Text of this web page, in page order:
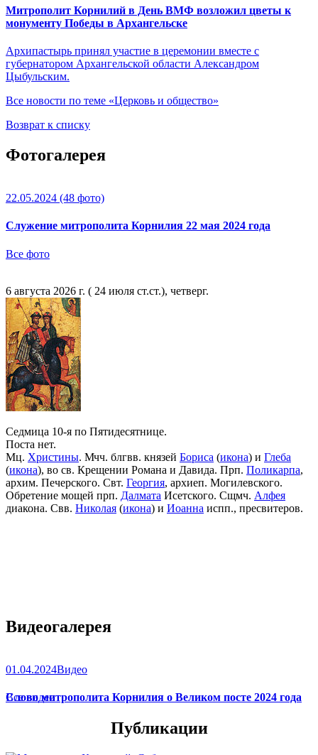
Митрополит Корнилий в День ВМФ возложил цветы к
монументу Победы в Архангельске
Архипастырь принял участие в церемонии вместе с
губернатором Архангельской области Александром
Цыбульским.
Все новости по теме «Церковь и общество»
Возврат к списку
Фотогалерея
22.05.2024 (48 фото)
Служение митрополита Корнилия 22 мая 2024 года
Все фото
6 августа 2026 г. ( 24 июля ст.ст.), четверг.
Седмица 10-я по Пятидесятнице.
Поста нет.
Мц. Христины. Мчч. блгвв. князей Бориса (икона) и Глеба
(икона), во св. Крещении Романа и Давида. Прп. Поликарпа,
архим. Печерского. Свт. Георгия, архиеп. Могилевского.
Обретение мощей прп. Далмата Исетского. Сщмч. Алфея
диакона. Свв. Николая (икона) и Иоанна испп., пресвитеров.
Видеогалерея
01.04.2024Видео
Слово митрополита Корнилия о Великом посте 2024 года
Все видео
Публикации